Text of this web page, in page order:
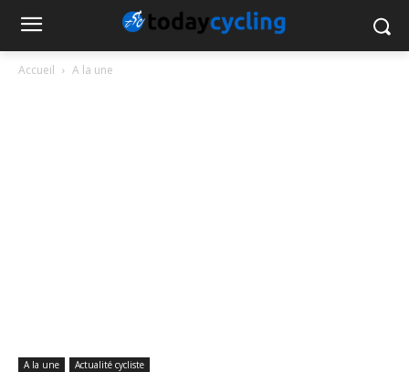
Accueil A la une
A la une Actualité cycliste